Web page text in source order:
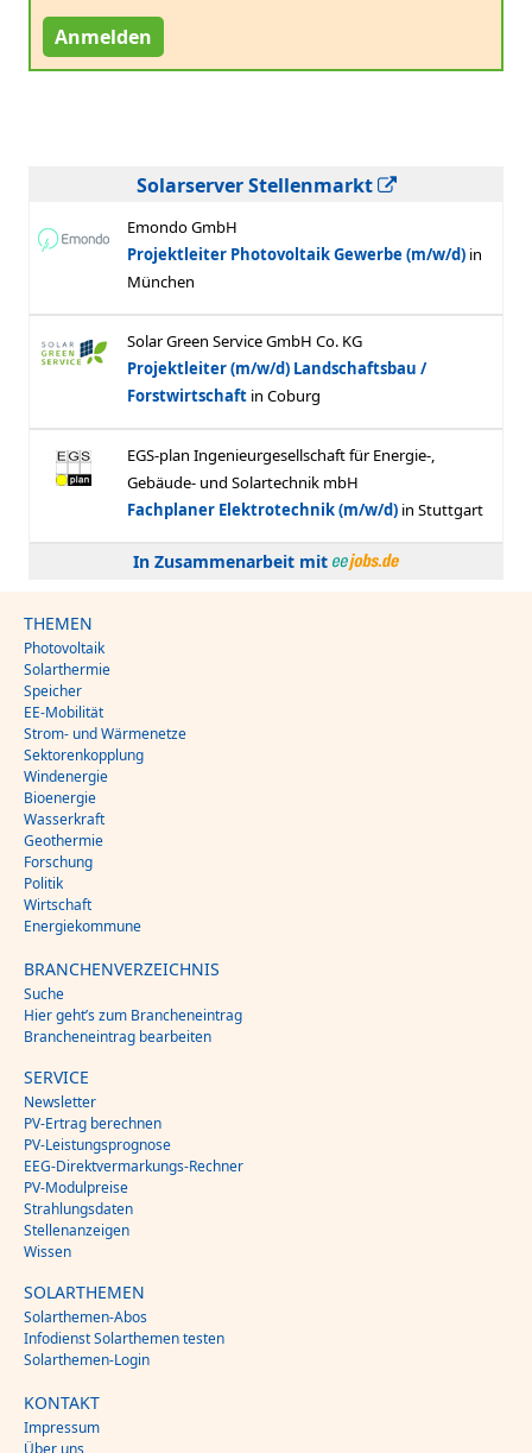
Anmelden
Solarserver Stellenmarkt
In Zusammenarbeit mit
THEMEN
Photovoltaik
Solarthermie
Speicher
EE-Mobilität
Strom- und Wärmenetze
Sektorenkopplung
Windenergie
Bioenergie
Wasserkraft
Geothermie
Forschung
Politik
Wirtschaft
Energiekommune
BRANCHENVERZEICHNIS
Suche
Hier geht’s zum Brancheneintrag
Brancheneintrag bearbeiten
SERVICE
Newsletter
PV-Ertrag berechnen
PV-Leistungsprognose
EEG-Direktvermarkungs-Rechner
PV-Modulpreise
Strahlungsdaten
Stellenanzeigen
Wissen
SOLARTHEMEN
Solarthemen-Abos
Infodienst Solarthemen testen
Solarthemen-Login
KONTAKT
Impressum